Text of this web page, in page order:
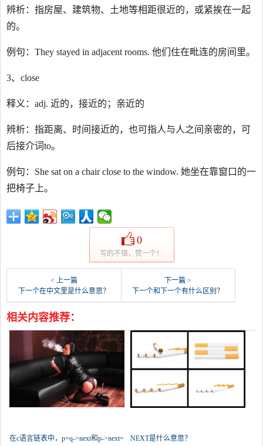
辨析：指房屋、建筑物、土地等相距很近的，或紧挨在一起
的。
例句：They stayed in adjacent rooms. 他们住在毗连的房间里。
3、close
释义：adj. 近的，接近的；亲近的
辨析：指距离、时间接近的，也可指人与人之间亲密的，可
后接介词to。
例句：She sat on a chair close to the window. 她坐在靠窗口的一
把椅子上。
0
写的不错，赞一个！
< 上一篇
下一个在中文里是什么意思？
下一篇 >
下一个和下一个有什么区别？
相关内容推荐：
在c语言链表中，p=q->next和p->next= NEXT是什么意思？